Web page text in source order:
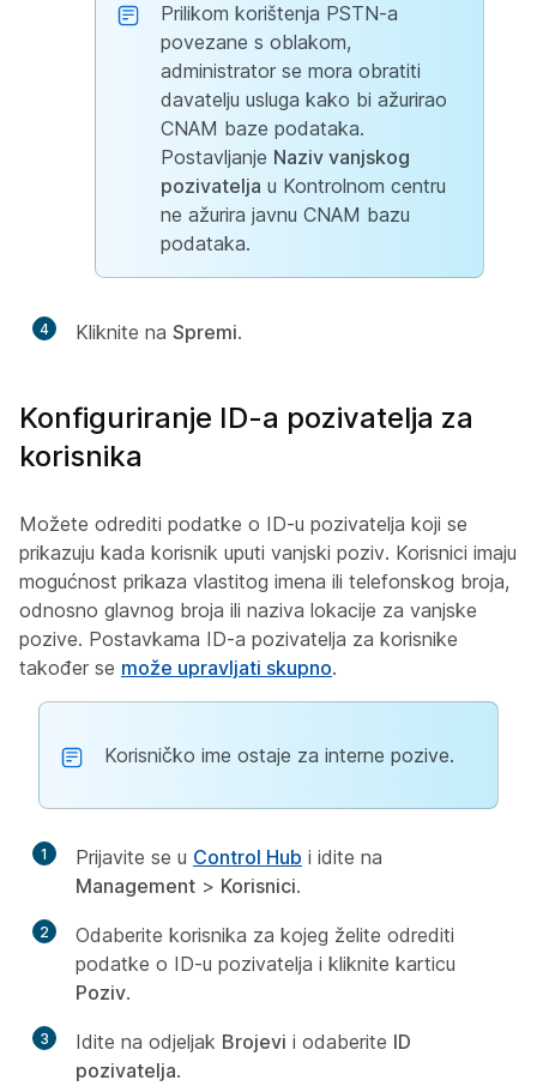
Prilikom korištenja PSTN-a
povezane s oblakom,
administrator se mora obratiti
davatelju usluga kako bi ažurirao
CNAM baze podataka.
Postavljanje Naziv vanjskog
pozivatelja u Kontrolnom centru
ne ažurira javnu CNAM bazu
podataka.
4 Kliknite na Spremi.
Konfiguriranje ID-a pozivatelja za
korisnika
Možete odrediti podatke o ID-u pozivatelja koji se
prikazuju kada korisnik uputi vanjski poziv. Korisnici imaju
mogućnost prikaza vlastitog imena ili telefonskog broja,
odnosno glavnog broja ili naziva lokacije za vanjske
pozive. Postavkama ID-a pozivatelja za korisnike
također se može upravljati skupno.
Korisničko ime ostaje za interne pozive.
1 Prijavite se u Control Hub i idite na
Management > Korisnici.
2
Odaberite korisnika za kojeg želite odrediti
podatke o ID-u pozivatelja i kliknite karticu
Poziv.
3 Idite na odjeljak Brojevi i odaberite ID
pozivatelja.